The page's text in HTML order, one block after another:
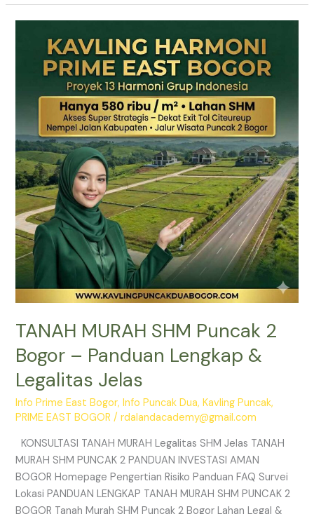
TANAH MURAH SHM Puncak 2
Bogor – Panduan Lengkap &
Legalitas Jelas
Info Prime East Bogor,Info Puncak Dua,Kavling Puncak,
PRIME EAST BOGOR /rdalandacademy@gmail.com
KONSULTASI TANAH MURAH Legalitas SHM Jelas TANAH
MURAH SHM PUNCAK 2 PANDUAN INVESTASI AMAN
BOGOR Homepage Pengertian Risiko Panduan FAQ Survei
Lokasi PANDUAN LENGKAP TANAH MURAH SHM PUNCAK 2
BOGOR Tanah Murah SHM Puncak 2 Bogor Lahan Legal &
MURAH
Puncak
Panduan
Lengkap
&
Legalitas
Jelas